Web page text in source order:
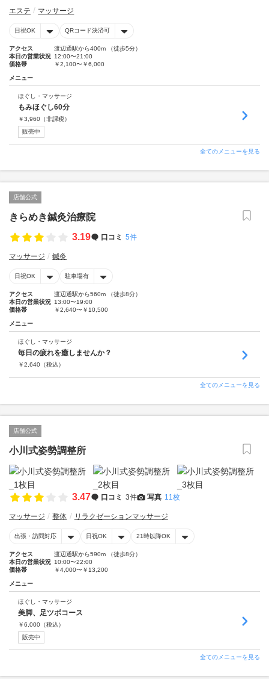
エステ マッサージ
日祝OK QRコード決済可
アクセス
渡辺通駅から400m （徒歩5分）
本日の営業状況 12:00〜21:00
価格帯
￥2,100〜￥6,000
メニュー
ほぐし・マッサージ
もみほぐし60分
￥3,960 （非課税）
販売中
全てのメニューを見る
店舗公式
きらめき鍼灸治療院
3.19
口コミ 5件
マッサージ 鍼灸
日祝OK 駐車場有
アクセス
渡辺通駅から560m （徒歩8分）
本日の営業状況 13:00〜19:00
価格帯
￥2,640〜￥10,500
メニュー
ほぐし・マッサージ
毎日の疲れを癒しませんか？
￥2,640 （税込）
全てのメニューを見る
店舗公式
小川式姿勢調整所
3.47 口コミ 3件 写真 11枚
マッサージ 整体 リラクゼーションマッサージ
出張・訪問対応 日祝OK 21時以降OK
アクセス
渡辺通駅から590m （徒歩8分）
本日の営業状況 10:00〜22:00
価格帯
￥4,000〜￥13,200
メニュー
ほぐし・マッサージ
美脚、足ツボコース
￥6,000 （税込）
販売中
全てのメニューを見る